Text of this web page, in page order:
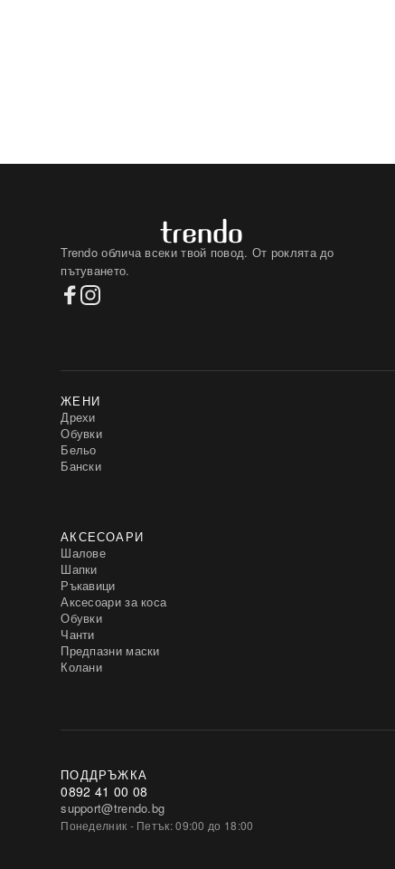
Trendo облича всеки твой повод. От роклята до
пътуването.
ЖЕНИ
Дрехи
Обувки
Бельо
Бански
АКСЕСОАРИ
Шалове
Шапки
Ръкавици
Аксесоари за коса
Обувки
Чанти
Предпазни маски
Колани
ПОДДРЪЖКА
0892 41 00 08
support@trendo.bg
Понеделник - Петък: 09:00 до 18:00